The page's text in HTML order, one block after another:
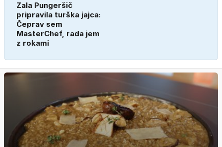
Zala Pungeršič
pripravila turška jajca:
Čeprav sem
MasterChef, rada jem
z rokami